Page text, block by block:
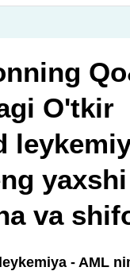
O'tkir
yaxshi
va
- AML